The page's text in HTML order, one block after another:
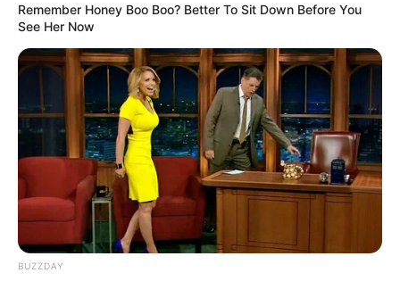
Remember Honey Boo Boo? Better To Sit Down Before You
See Her Now
BUZZDAY